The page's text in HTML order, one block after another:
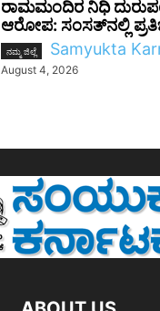
ರಾಮಮಂದಿರ ನಿಧಿ
ಆರೋಪ: ಸಂಸತ್‌ನಲ್ಲಿ
ನಮ್ಮ ಜಿಲ್ಲೆ Samyukta
August 4, 2026